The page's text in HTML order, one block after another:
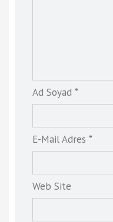
Ad Soyad *
E-Mail Adres *
Web Site